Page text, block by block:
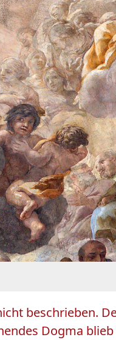
beschrieben.
Dogma